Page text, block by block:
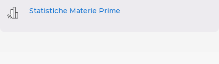
Statistiche Materie Prime